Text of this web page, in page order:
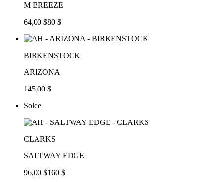
M BREEZE
64,00 $80 $
BIRKENSTOCK
ARIZONA
145,00 $
Solde
CLARKS
SALTWAY EDGE
96,00 $160 $